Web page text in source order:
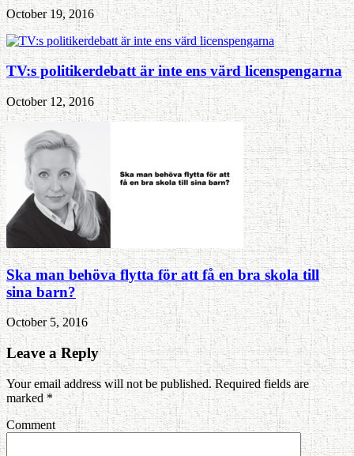
October 19, 2016
TV:s politikerdebatt är inte ens värd licenspengarna
October 12, 2016
Ska man behöva flytta för att få en bra skola till
sina barn?
October 5, 2016
Leave a Reply
Your email address will not be published. Required fields are
marked*
Comment